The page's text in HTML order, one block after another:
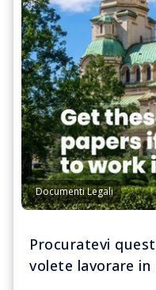
Documenti Legali
Procuratevi
volete lavorare in